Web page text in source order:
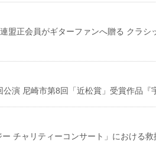
連盟正会員がギターファンへ贈る クラ
公演 尼崎市第8回「近松賞」受賞作品
ー チャリティーコンサート」における